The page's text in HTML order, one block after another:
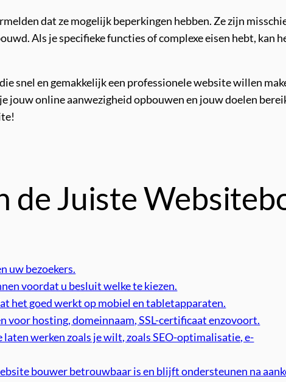
dat ze mogelijk beperkingen hebben. Ze zijn
Als je specifieke functies of complexe eisen hebt, kan
snel en gemakkelijk een professionele website willen
jouw online aanwezigheid opbouwen en jouw doelen
de Juiste
uw bezoekers.
voordat u besluit welke te kiezen.
het goed werkt op mobiel en tabletapparaten.
voor hosting, domeinnaam, SSL-certificaat enzovoort.
werken zoals je wilt, zoals SEO-optimalisatie, e-
bouwer betrouwbaar is en blijft ondersteunen na